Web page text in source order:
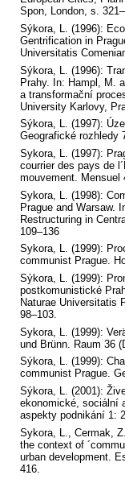
Spon, London, s.
Sýkora, L. (1996):
Gentrification in
Universitatis
Sýkora, L. (1996):
Prahy. In: Hampl, M.
a transformační
University Karlovy,
Sýkora, L. (1997):
Geografické rozhledy
Sykora, L. (1997):
courrier des pays de
mouvement. Mensuel
Sykora, L. (1998):
Prague and Warsaw.
Restructuring in
109–136
Sykora, L. (1999):
communist Prague.
Sýkora, L. (1999):
postkomunistické
Naturae Universitatis
98–103.
Sykora, L. (1999):
und Brünn. Raum 36
Sýkora, L. (1999):
communist Prague.
Sýkora, L. (2001):
ekonomické, sociální
aspekty podnikání 1:
Sykora, L., Cermak,
the context of
urban development.
416.